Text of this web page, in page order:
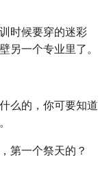
时候要穿的迷彩
另一个专业里了。
么的，你可要知道
第一个祭天的？